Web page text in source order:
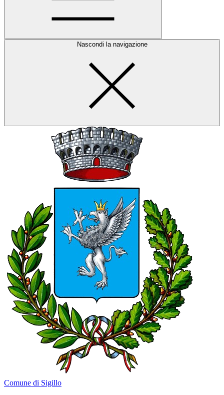
Nascondi la navigazione
Comune di Sigillo